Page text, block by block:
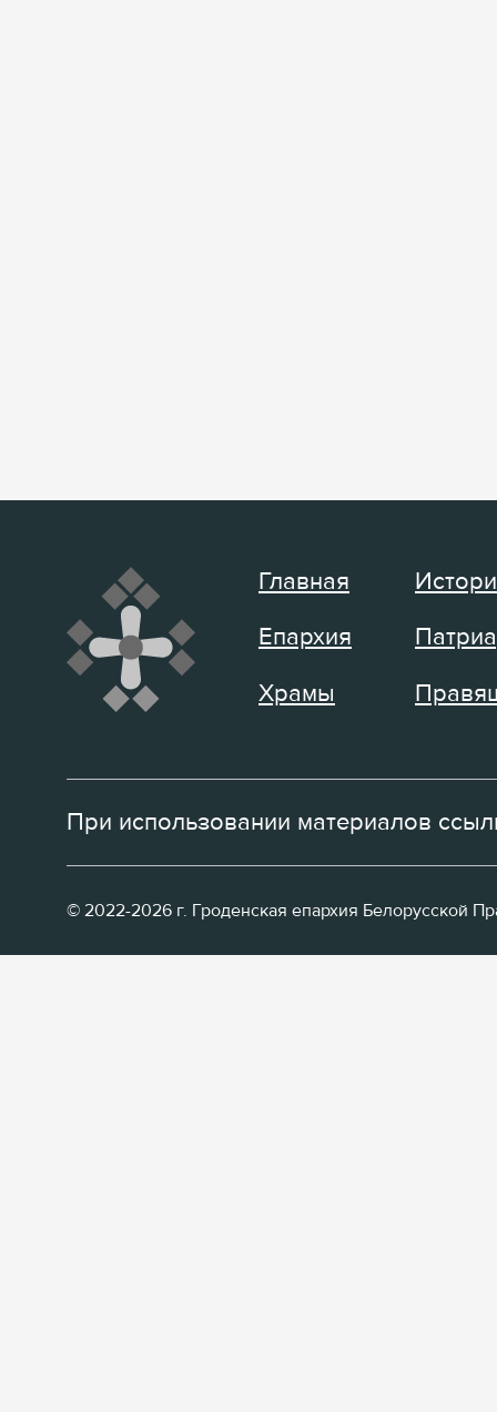
Главная
Епархия
Храмы
При использовании материалов
© 2022-2026 г. Гроденская епархия Белорусской